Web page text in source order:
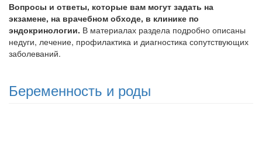
Вопросы и ответы, которые вам могут задать на
экзамене, на врачебном обходе, в клинике по
эндокринологии. В материалах раздела подробно описаны
недуги, лечение, профилактика и диагностика сопутствующих
заболеваний.
Беременность и роды